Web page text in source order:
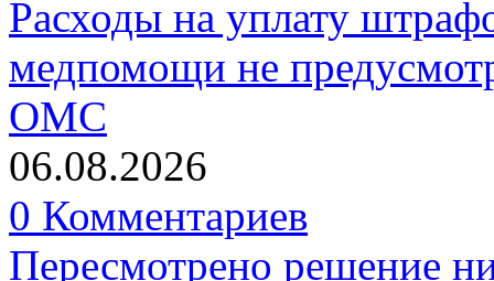
Расходы на уплату
медпомощи не
ОМС
06.08.2026
0 Комментариев
Пересмотрено решение